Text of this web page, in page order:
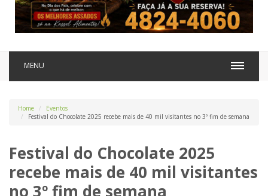
MENU
Home
Eventos
Festival do Chocolate 2025 recebe mais de 40 mil visitantes no 3º fim de semana
Festival do Chocolate 2025
recebe mais de 40 mil visitantes
no 3º fim de semana